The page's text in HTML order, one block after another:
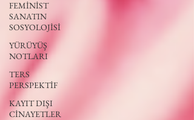
FEMİNİST
SANATIN
SOSYOLOJİSİ
YÜRÜYÜŞ
NOTLARI
TERS
PERSPEKTİF
KAYIT DIŞI
CİNAYETLER